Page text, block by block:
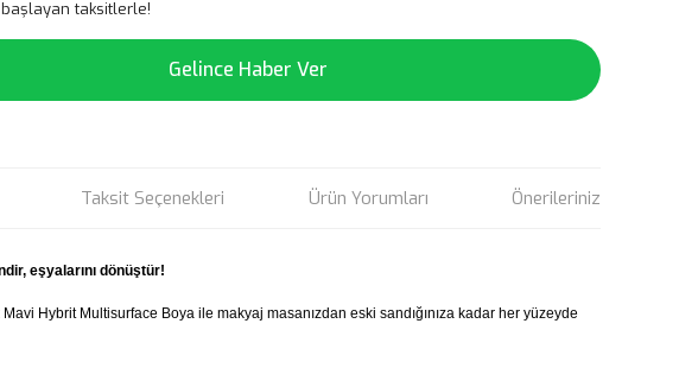
başlayan taksitlerle!
Gelince Haber Ver
Taksit Seçenekleri Ürün Yorumları Önerileriniz
eşyalarını dönüştür!
Hybrit Multisurface Boya ile makyaj masanızdan eski sandığınıza kadar her yüzeyde